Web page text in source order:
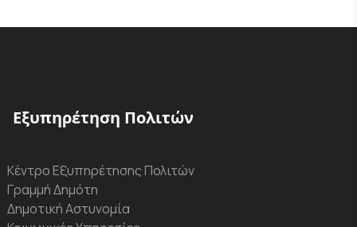
Εξυπηρέτηση Πολιτών
Κέντρο Εξυπηρέτησης Πολιτών
Γραμμή Δημότη
Δημοτική Αστυνομία